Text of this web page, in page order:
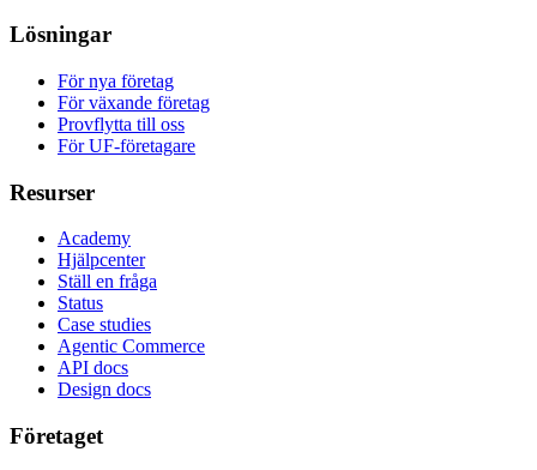
Lösningar
För nya företag
För växande företag
Provflytta till oss
För UF-företagare
Resurser
Academy
Hjälpcenter
Ställ en fråga
Status
Case studies
Agentic Commerce
API docs
Design docs
Företaget